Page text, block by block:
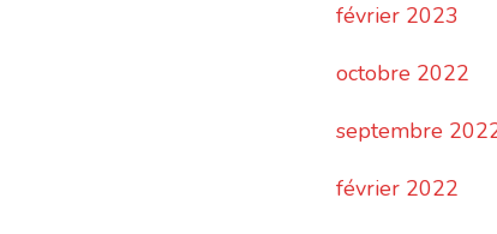
février 2023
octobre 2022
septembre
février 2022